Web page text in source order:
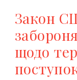
Закон
щодо